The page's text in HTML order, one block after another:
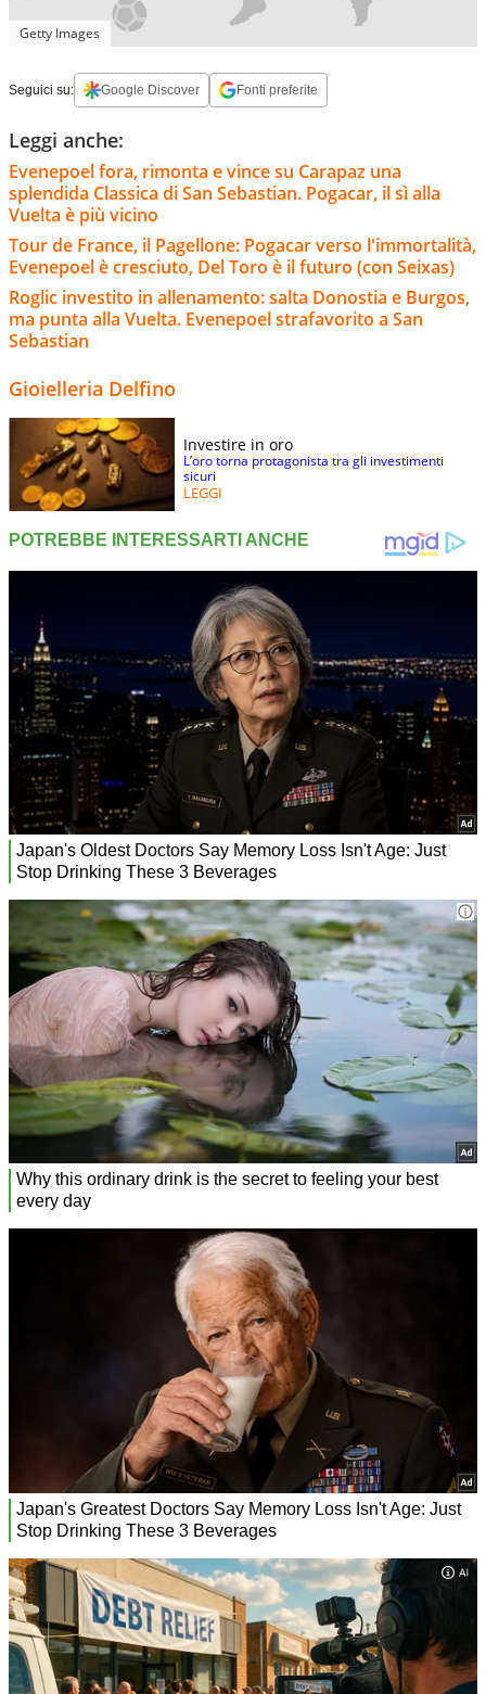
Getty Images
Seguici su: Google Discover Fonti preferite
Leggi anche:
Evenepoel fora, rimonta e vince su Carapaz una
splendida Classica di San Sebastian. Pogacar, il sì alla
Vuelta è più vicino
Tour de France, il Pagellone: Pogacar verso l'immortalità,
Evenepoel è cresciuto, Del Toro è il futuro (con Seixas)
Roglic investito in allenamento: salta Donostia e Burgos,
ma punta alla Vuelta. Evenepoel strafavorito a San
Sebastian
Gioielleria Delfino
Investire in oro
L’oro torna protagonista tra gli investimenti
sicuri
LEGGI